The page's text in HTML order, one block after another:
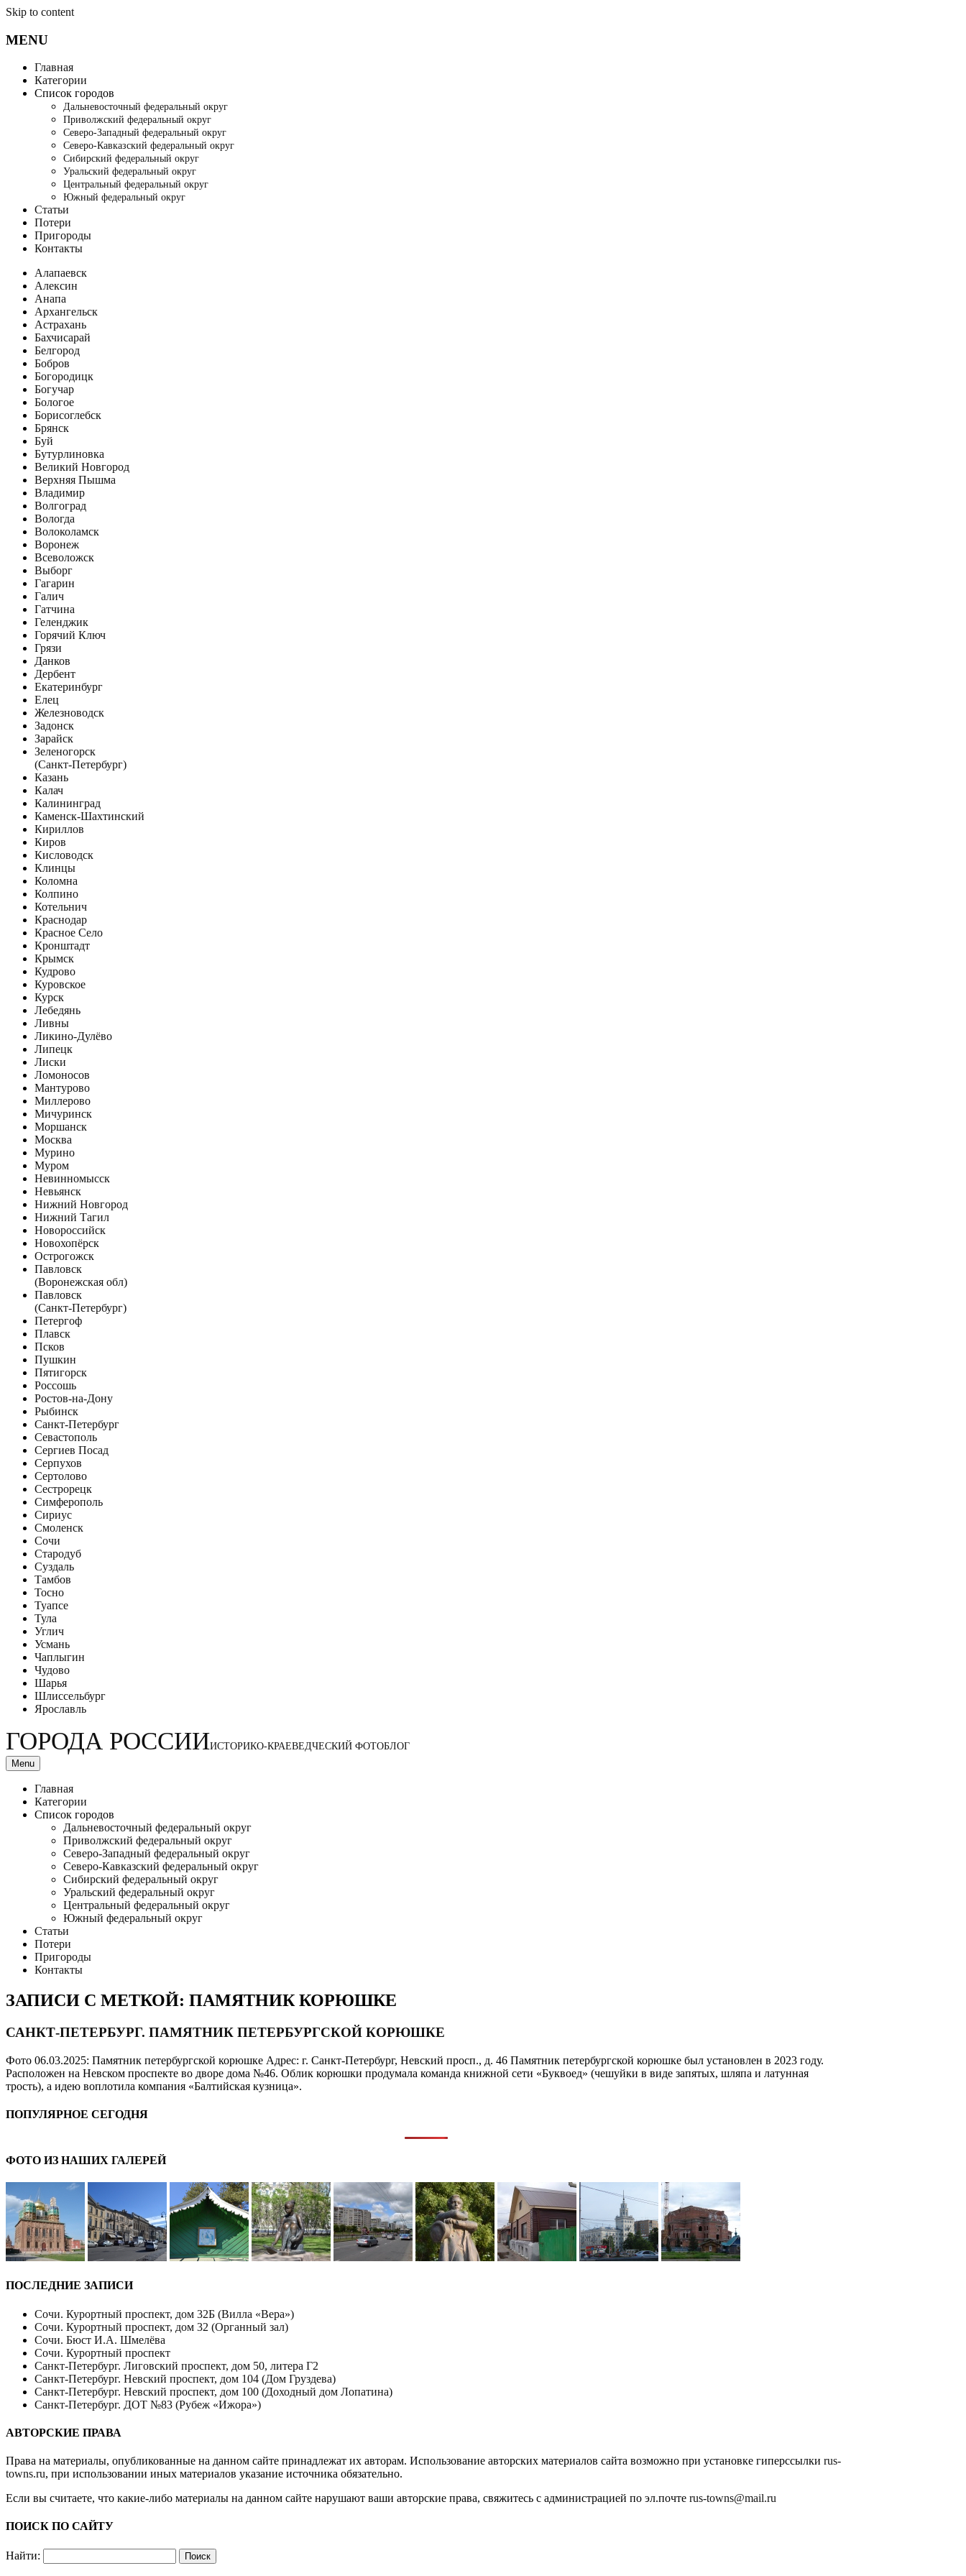
Skip to content
MENU
Главная
Категории
Список городов
Дальневосточный федеральный округ
Приволжский федеральный округ
Северо-Западный федеральный округ
Северо-Кавказский федеральный округ
Сибирский федеральный округ
Уральский федеральный округ
Центральный федеральный округ
Южный федеральный округ
Статьи
Потери
Пригороды
Контакты
Алапаевск
Алексин
Анапа
Архангельск
Астрахань
Бахчисарай
Белгород
Бобров
Богородицк
Богучар
Бологое
Борисоглебск
Брянск
Буй
Бутурлиновка
Великий Новгород
Верхняя Пышма
Владимир
Волгоград
Вологда
Волоколамск
Воронеж
Всеволожск
Выборг
Гагарин
Галич
Гатчина
Геленджик
Горячий Ключ
Грязи
Данков
Дербент
Екатеринбург
Елец
Железноводск
Задонск
Зарайск
Зеленогорск
(Санкт-Петербург)
Казань
Калач
Калининград
Каменск-Шахтинский
Кириллов
Киров
Кисловодск
Клинцы
Коломна
Колпино
Котельнич
Краснодар
Красное Село
Кронштадт
Крымск
Кудрово
Куровское
Курск
Лебедянь
Ливны
Ликино-Дулёво
Липецк
Лиски
Ломоносов
Мантурово
Миллерово
Мичуринск
Моршанск
Москва
Мурино
Муром
Невинномысск
Невьянск
Нижний Новгород
Нижний Тагил
Новороссийск
Новохопёрск
Острогожск
Павловск
(Воронежская обл)
Павловск
(Санкт-Петербург)
Петергоф
Плавск
Псков
Пушкин
Пятигорск
Россошь
Ростов-на-Дону
Рыбинск
Санкт-Петербург
Севастополь
Сергиев Посад
Серпухов
Сертолово
Сестрорецк
Симферополь
Сириус
Смоленск
Сочи
Стародуб
Суздаль
Тамбов
Тосно
Туапсе
Тула
Углич
Усмань
Чаплыгин
Чудово
Шарья
Шлиссельбург
Ярославль
ГОРОДА РОССИИИСТОРИКО-КРАЕВЕДЧЕСКИЙ ФОТОБЛОГ
Menu
Главная
Категории
Список городов
Дальневосточный федеральный округ
Приволжский федеральный округ
Северо-Западный федеральный округ
Северо-Кавказский федеральный округ
Сибирский федеральный округ
Уральский федеральный округ
Центральный федеральный округ
Южный федеральный округ
Статьи
Потери
Пригороды
Контакты
ЗАПИСИ С МЕТКОЙ: ПАМЯТНИК КОРЮШКЕ
САНКТ-ПЕТЕРБУРГ. ПАМЯТНИК ПЕТЕРБУРГСКОЙ КОРЮШКЕ
Фото 06.03.2025: Памятник петербургской корюшке Адрес: г. Санкт-Петербург, Невский просп., д. 46 Памятник петербургской корюшке был установлен в 2023 году.
Расположен на Невском проспекте во дворе дома №46. Облик корюшки продумала команда книжной сети «Буквоед» (чешуйки в виде запятых, шляпа и латунная
трость), а идею воплотила компания «Балтийская кузница».
ПОПУЛЯРНОЕ СЕГОДНЯ
ФОТО ИЗ НАШИХ ГАЛЕРЕЙ
ПОСЛЕДНИЕ ЗАПИСИ
Сочи. Курортный проспект, дом 32Б (Вилла «Вера»)
Сочи. Курортный проспект, дом 32 (Органный зал)
Сочи. Бюст И.А. Шмелёва
Сочи. Курортный проспект
Санкт-Петербург. Лиговский проспект, дом 50, литера Г2
Санкт-Петербург. Невский проспект, дом 104 (Дом Груздева)
Санкт-Петербург. Невский проспект, дом 100 (Доходный дом Лопатина)
Санкт-Петербург. ДОТ №83 (Рубеж «Ижора»)
АВТОРСКИЕ ПРАВА
Права на материалы, опубликованные на данном сайте принадлежат их авторам. Использование авторских материалов сайта возможно при установке гиперссылки rus-
towns.ru, при использовании иных материалов указание источника обязательно.
Если вы считаете, что какие-либо материалы на данном сайте нарушают ваши авторские права, свяжитесь с администрацией по эл.почте rus-towns@mail.ru
ПОИСК ПО САЙТУ
Найти: